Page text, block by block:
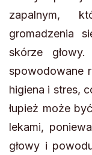
zapalnym,
gromadzenia
skórze
spowodowane
higiena i stres,
łupież może
lekami,
głowy i